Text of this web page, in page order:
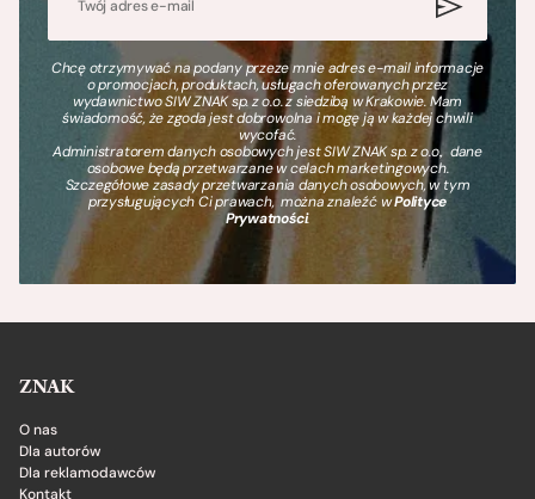
Chcę otrzymywać na podany przeze mnie adres e-mail informacje
o promocjach, produktach, usługach oferowanych przez
wydawnictwo SIW ZNAK sp. z o.o. z siedzibą w Krakowie. Mam
świadomość, że zgoda jest dobrowolna i mogę ją w każdej chwili
wycofać.
Administratorem danych osobowych jest SIW ZNAK sp. z o.o., dane
osobowe będą przetwarzane w celach marketingowych.
Szczegółowe zasady przetwarzania danych osobowych, w tym
przysługujących Ci prawach, można znaleźć wPolityce
Prywatności.
ZNAK
O nas
Dla autorów
Dla reklamodawców
Kontakt